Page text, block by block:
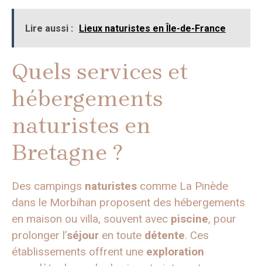
Lire aussi : Lieux naturistes en Île-de-France
Quels services et
hébergements
naturistes en
Bretagne ?
Des campings naturistes comme La Pinède
dans le Morbihan proposent des hébergements
en maison ou villa, souvent avec piscine, pour
prolonger l’séjour en toute détente. Ces
établissements offrent une exploration